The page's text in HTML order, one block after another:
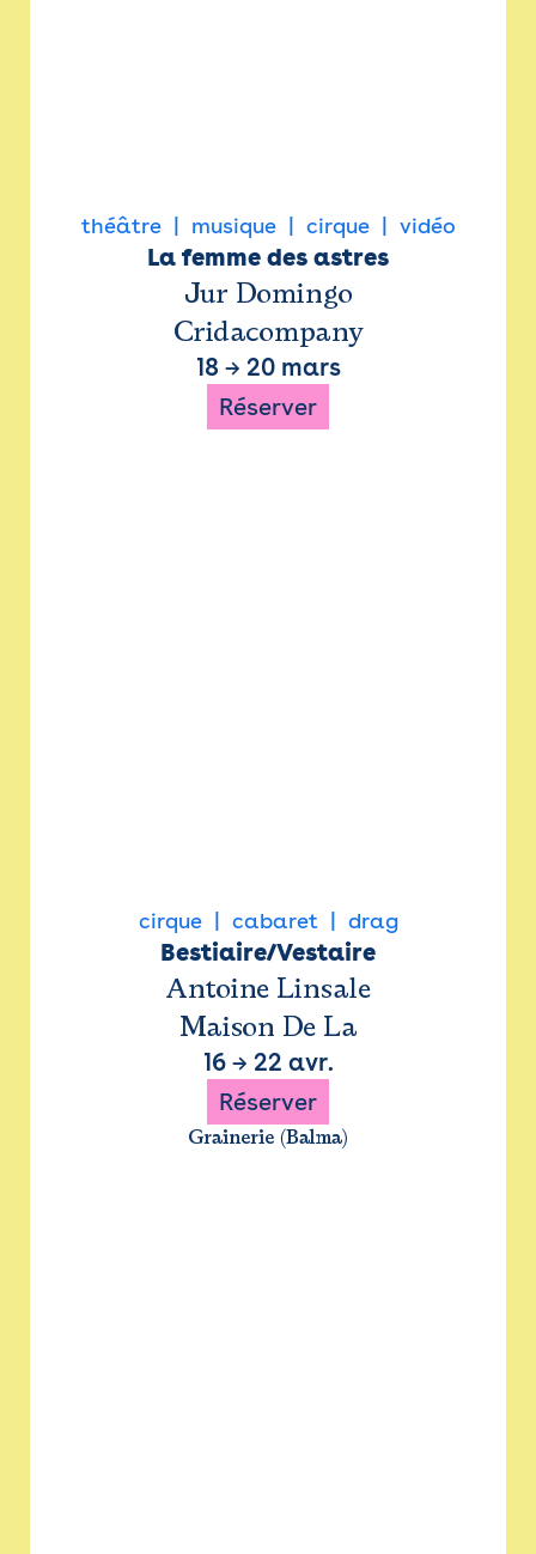
théâtre musique cirque vidéo
La femme des astres
Jur Domingo
Cridacompany
18 → 20 mars
Réserver
cirque cabaret drag
Bestiaire/Vestaire
Antoine Linsale
Maison De La
16→ 22 avr.
Réserver
Grainerie (Balma)